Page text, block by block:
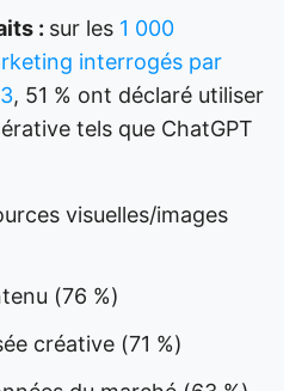
: sur les 1 000
interrogés par
, 51 % ont déclaré utiliser
tels que ChatGPT
visuelles/images
(76 %)
créative (71 %)